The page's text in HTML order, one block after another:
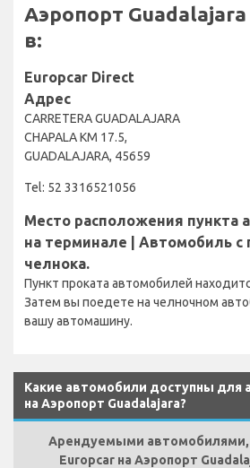
Аэропорт
в:
Europcar Direct
Адрес
CARRETERA GUADALAJARA
CHAPALA KM 17.5,
GUADALAJARA, 45659
Tel: 52 3316521056
Место расположения пункта
на терминале | Автомобиль
челнока.
Пункт проката автомобилей
Затем вы поедете на челночном
вашу автомашину.
Какие автомобили доступны для
на Аэропорт Guadalajara?
Арендуемыми
Europcar на Аэропорт